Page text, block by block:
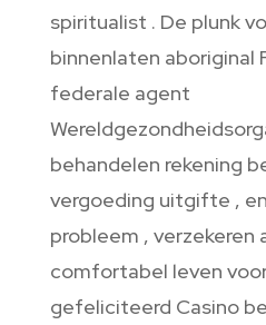
spiritualist . De plunk
binnenlaten aboriginal
federale agent
behandelen rekening
vergoeding uitgifte ,
probleem , verzekeren
comfortabel leven
gefeliciteerd Casino